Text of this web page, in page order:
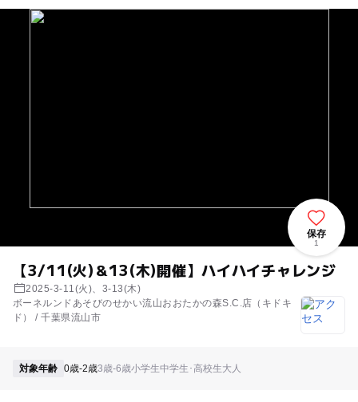
【3/11(火)＆13(木)開催】ハイハイチャレンジ
2025-3-11(火)、3-13(木)
ボーネルンドあそびのせかい流山おおたかの森S.C.店（キドキ
ド） / 千葉県流山市
保存
1
対象年齢 0歳-2歳3歳-6歳小学生中学生･高校生大人